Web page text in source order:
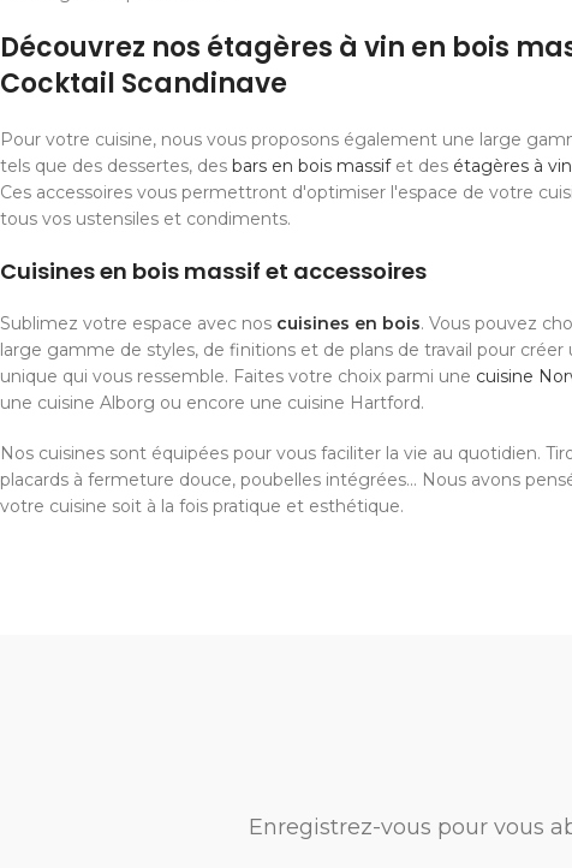
Découvrez nos étagères à vin en bois
Cocktail Scandinave
Pour votre cuisine, nous vous proposons également une large
tels que des dessertes, des bars en bois massifet des étagères à
Ces accessoires vous permettront d'optimiser l'espace de votre
tous vos ustensiles et condiments.
Cuisines en bois massif et accessoires
Sublimez votre espace avec nos cuisines en bois. Vous pouvez
large gamme de styles, de finitions et de plans de travail pour créer
unique qui vous ressemble. Faites votre choix parmi une cuisine
une cuisine Alborg ou encore une cuisine Hartford.
Nos cuisines sont équipées pour vous faciliter la vie au quotidien.
placards à fermeture douce, poubelles intégrées... Nous avons
votre cuisine soit à la fois pratique et esthétique.
Enregistrez-vous pour vous